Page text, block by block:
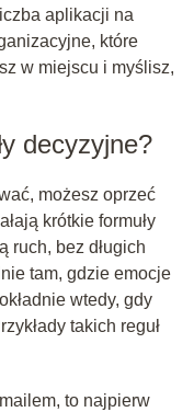
aplikacji na
które
w miejscu i myślisz,
decyzyjne?
możesz oprzeć
krótkie formuły
ruch, bez długich
tam, gdzie emocje
wtedy, gdy
takich reguł
to najpierw